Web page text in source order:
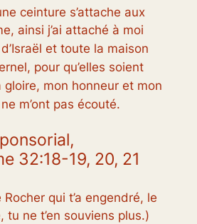
ceinture s’attache aux
ainsi j’ai attaché à moi
et toute la maison
pour qu’elles soient
gloire, mon honneur et mon
m’ont pas écouté.
32:18-19, 20, 21
qui t’a engendré, le
tu ne t’en souviens plus.)